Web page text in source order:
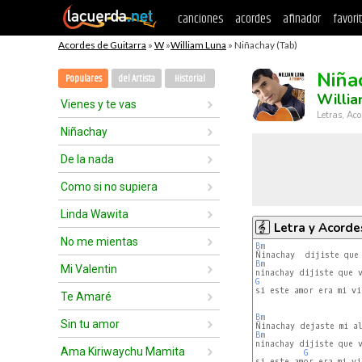
canciones acordes afinador
Acordes de Guitarra » W »William Luna » Niñachay (Tab)
Populares del Artista Historial
Vienes y te vas
Niñachay
De la nada
Como si no supiera
Linda Wawita
No me mientas
Mi Valentin
Te Amaré
Sin tu amor
Ama Kiriwaychu Mamita
Letras,
Letra y
Bm
Bm
G
si este amor era mi
Bm
Bm
ninachay dijiste que
G